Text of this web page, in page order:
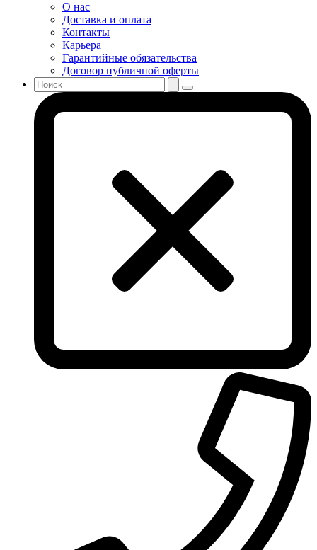
О нас
Доставка и оплата
Контакты
Карьера
Гарантийные обязательства
Договор публичной оферты